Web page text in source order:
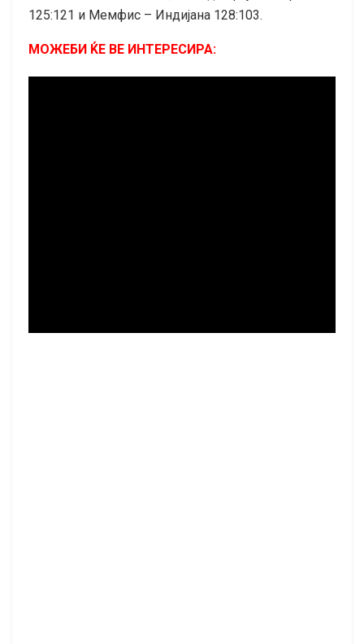
125:121 и Мемфис – Индијана 128:103.
МОЖЕБИ ЌЕ ВЕ ИНТЕРЕСИРА: